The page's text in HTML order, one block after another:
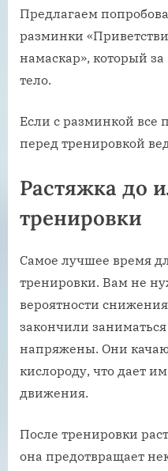
Предлагаем
разминки
намаскар», который
тело.
Если с разминкой все
перед тренировкой
Растяжка до
тренировки
Самое лучшее время
тренировки. Вам не
вероятности
закончили
напряжены. Они
кислороду, что дает
движения.
После тренировки
она предотвращает